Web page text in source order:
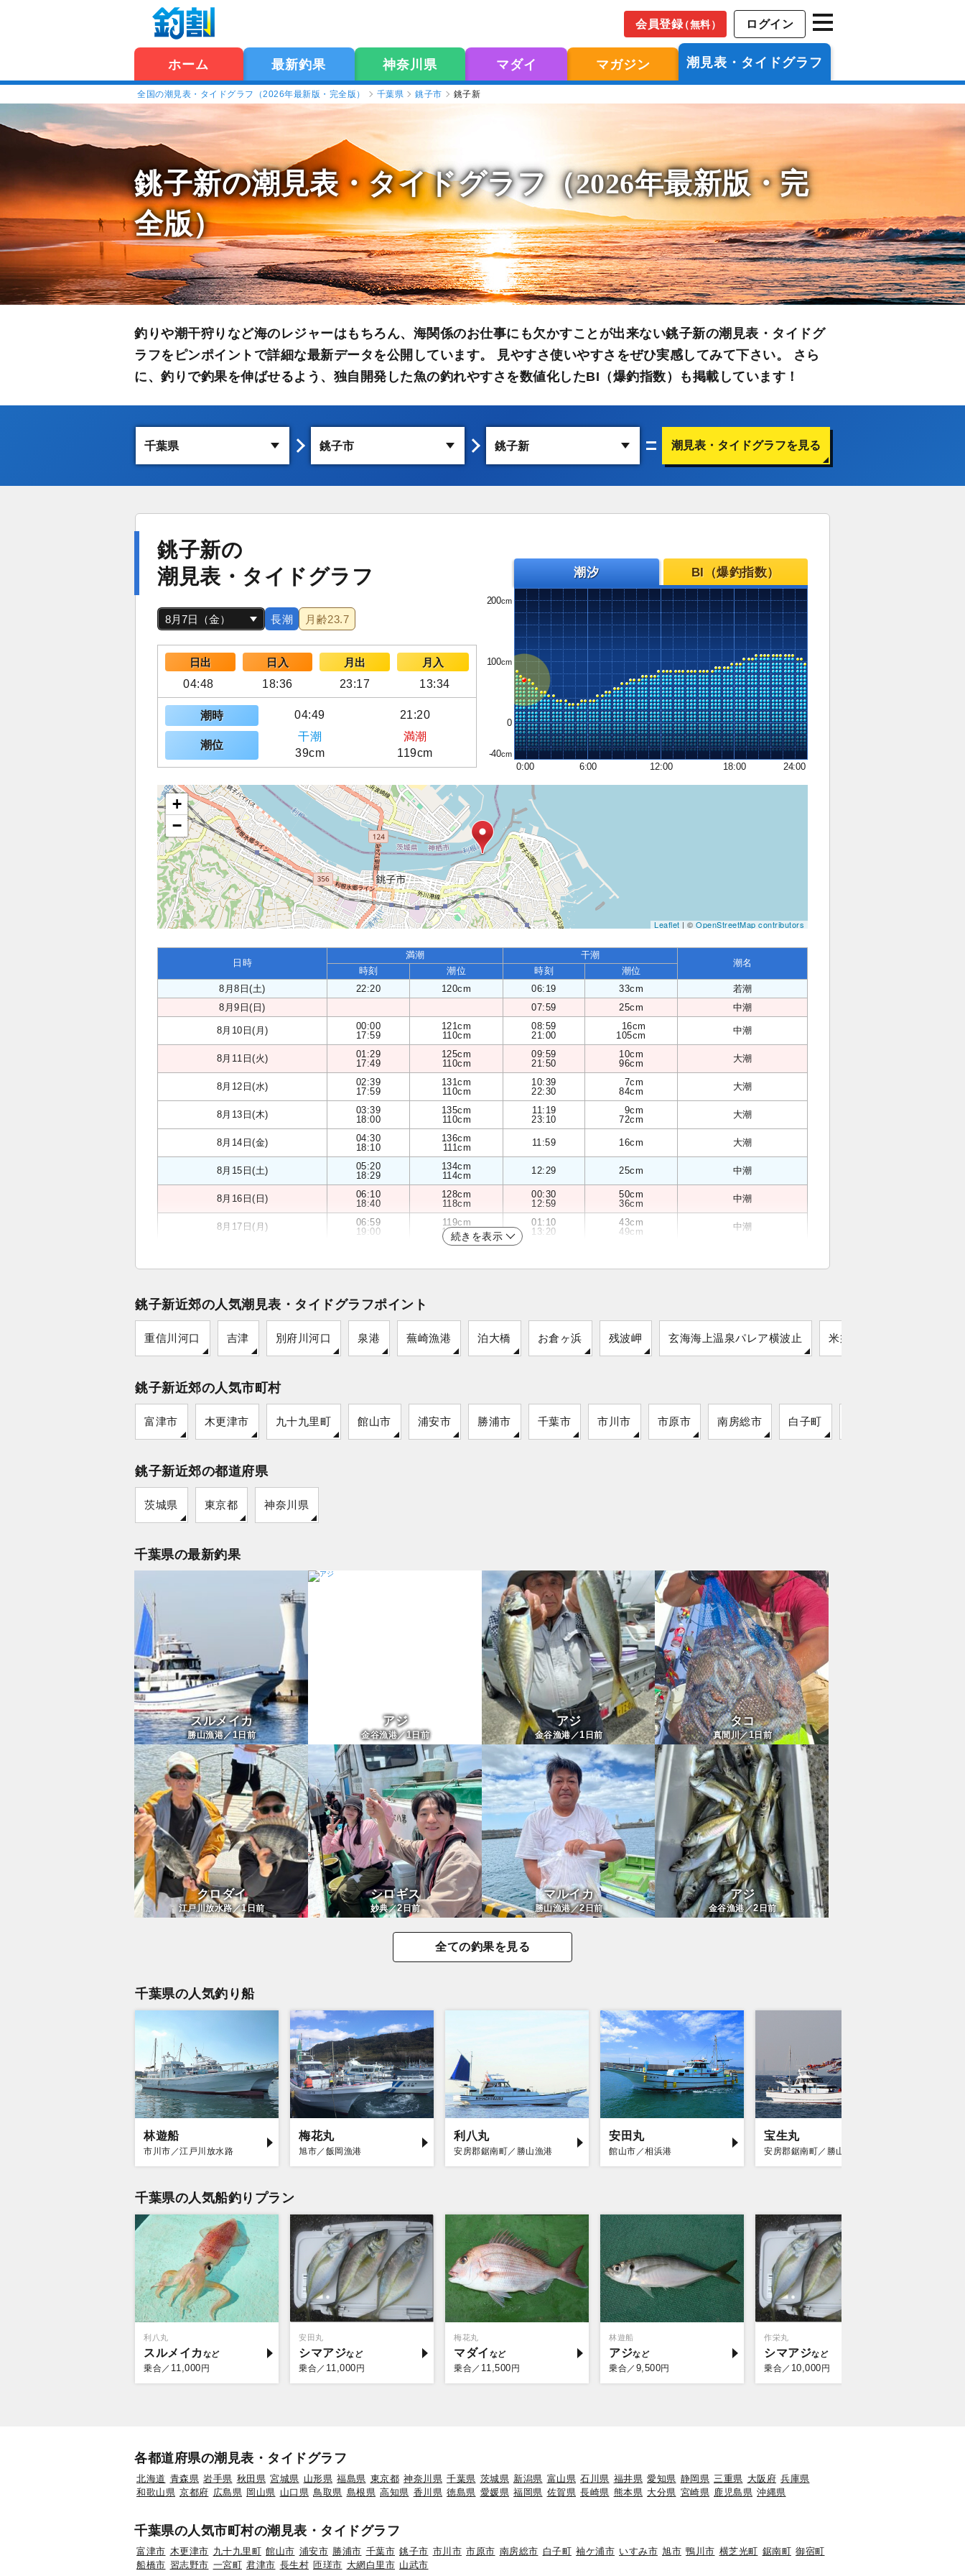
会員登録（無料） ログイン
ホーム 最新釣果 神奈川県 マダイ マガジン 潮見表・タイドグラフ
全国の潮見表・タイドグラフ（2026年最新版・完全版） 千葉県 銚子市 銚子新
銚子新の潮見表・タイドグラフ（2026年最新版・完
全版）
釣りや潮干狩りなど海のレジャーはもちろん、海関係のお仕事にも欠かすことが出来ない銚子新の潮見表・タイドグ
ラフをピンポイントで詳細な最新データを公開しています。 見やすさ使いやすさをぜひ実感してみて下さい。 さら
に、釣りで釣果を伸ばせるよう、独自開発した魚の釣れやすさを数値化したBI（爆釣指数）も掲載しています！
潮見表・タイドグラフを見る
銚子新の
潮見表・タイドグラフ
長潮 月齢23.7
日出 日入 月出
月入
04:48
18:36 23:17 13:34
潮時 04:49 21:20
潮位
干潮
満潮
39cm
119cm
潮汐 BI（爆釣指数）
200
100
0
-40
0:00
6:00 12:00 18:00 24:00
+
−
Leaflet| ©OpenStreetMap contributors
日時
満潮 干潮
潮名
時刻 潮位 時刻
潮位
8月8日(土)
22:20 120cm 06:19 33cm
若潮
8月9日(日)
07:59 25cm 中潮
8月10日(月)
00:00
17:59
121cm
110cm
08:59
21:00
16cm
105cm
中潮
8月11日(火)
01:29
17:49
125cm
110cm
09:59
21:50
10cm
96cm
大潮
8月12日(水)
02:39
17:59
131cm
110cm
10:39
22:30
7cm
84cm
大潮
8月13日(木)
03:39
18:00
135cm
110cm
11:19
23:10
9cm
72cm
大潮
8月14日(金)
04:30
18:10
136cm
111cm
11:59 16cm 大潮
8月15日(土)
05:20
18:29
134cm
114cm
12:29 25cm 中潮
8月16日(日)
06:10
18:40
128cm
118cm
00:30
12:59
50cm
36cm
中潮
8月17日(月)
06:59
19:00
119cm
121cm
01:10
13:20
43cm
49cm
中潮
続きを表示
銚子新近郊の人気潮見表・タイドグラフポイント
重信川河口 吉津 別府川河口 泉港 蕪崎漁港 泊大橋 お倉ヶ浜 残波岬 玄海海上温泉パレア横波止 米須海岸
銚子新近郊の人気市町村
富津市 木更津市 九十九里町 館山市 浦安市 勝浦市 千葉市 市川市 市原市 南房総市 白子町
銚子新近郊の都道府県
茨城県 東京都 神奈川県
千葉県の最新釣果
スルメイカ
勝山漁港／1日前
アジ
金谷漁港／1日前
アジ
金谷漁港／1 日前
タコ
真間川／1日前
クロダイ
江戸川放水路／1日前
シロギス
妙典／2 日前
マルイカ
勝山漁港／2日前
アジ
金谷漁港／2日前
全ての釣果を見る
千葉県の人気釣り船
林遊船
市川市／江戸川放水路
梅花丸
旭市／飯岡漁港
利八丸
安房郡鋸南町／勝山漁港
安田丸
館山市／相浜港
宝生丸
安房郡鋸南町／勝山漁港
千葉県の人気船釣りプラン
利八丸
スルメイカ
乗合／ 11,000 円
安田丸
シマアジ
乗合／ 11,000 円
梅花丸
マダイ
乗合／ 11,500 円
林遊船
アジ
乗合／ 9,500円
作栄丸
シマアジ
乗合／ 10,000 円
各都道府県の潮見表・タイドグラフ
北海道 青森県 岩手県 秋田県 宮城県 山形県 福島県 東京都 神奈川県 千葉県 茨城県 新潟県 富山県 石川県 福井県 愛知県 静岡県 三重県 大阪府 兵庫県
和歌山県 京都府 広島県 岡山県 山口県 鳥取県 島根県 高知県 香川県 徳島県 愛媛県 福岡県 佐賀県 長崎県 熊本県 大分県 宮崎県 鹿児島県 沖縄県
千葉県の人気市町村の潮見表・タイドグラフ
富津市 木更津市 九十九里町 館山市 浦安市 勝浦市 千葉市 銚子市 市川市 市原市 南房総市 白子町 袖ケ浦市 いすみ市 旭市 鴨川市 横芝光町 鋸南町 御宿町
船橋市 習志野市 一宮町 君津市 長生村 匝瑳市 大網白里市 山武市